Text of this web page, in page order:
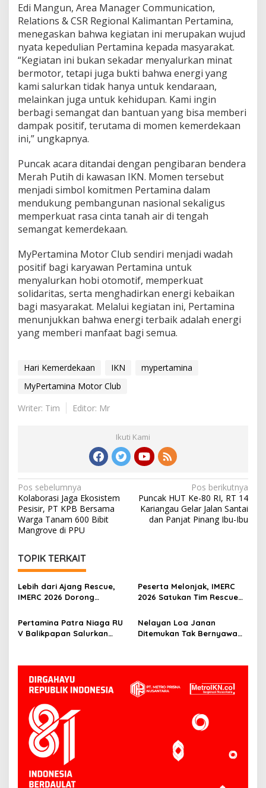
Edi Mangun, Area Manager Communication,
Relations & CSR Regional Kalimantan Pertamina,
menegaskan bahwa kegiatan ini merupakan wujud
nyata kepedulian Pertamina kepada masyarakat.
“Kegiatan ini bukan sekadar menyalurkan minat
bermotor, tetapi juga bukti bahwa energi yang
kami salurkan tidak hanya untuk kendaraan,
melainkan juga untuk kehidupan. Kami ingin
berbagi semangat dan bantuan yang bisa memberi
dampak positif, terutama di momen kemerdekaan
ini,” ungkapnya.
Puncak acara ditandai dengan pengibaran bendera
Merah Putih di kawasan IKN. Momen tersebut
menjadi simbol komitmen Pertamina dalam
mendukung pembangunan nasional sekaligus
memperkuat rasa cinta tanah air di tengah
semangat kemerdekaan.
MyPertamina Motor Club sendiri menjadi wadah
positif bagi karyawan Pertamina untuk
menyalurkan hobi otomotif, memperkuat
solidaritas, serta menghadirkan energi kebaikan
bagi masyarakat. Melalui kegiatan ini, Pertamina
menunjukkan bahwa energi terbaik adalah energi
yang memberi manfaat bagi semua.
Hari Kemerdekaan IKN
mypertamina
MyPertamina Motor Club
Writer: Tim
Editor: Mr
Ikuti Kami
Navigasi
pos
Pos sebelumnya
Kolaborasi Jaga Ekosistem
Pesisir, PT KPB Bersama
Warga Tanam 600 Bibit
Mangrove di PPU
Pos berikutnya
Puncak HUT Ke-80 RI, RT 14
Kariangau Gelar Jalan Santai
dan Panjat Pinang Ibu-Ibu
TOPIK TERKAIT
Lebih dari Ajang Rescue,
IMERC 2026 Dorong
Kompeten untuk Indonesia
Peserta Melonjak, IMERC
2026 Satukan Tim Rescue
Balikpapan
Pertamina Patra Niaga RU
V Balikpapan Salurkan
Nelayan Loa Janan
Ditemukan Tak Bernyawa
Mahakam